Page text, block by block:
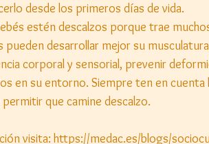
desde los primeros días de vida.
estén descalzos porque trae
pueden desarrollar mejor su
corporal y sensorial, prevenir
en su entorno. Siempre ten en cuenta
que camine descalzo.
visita: https://medac.es/blogs/